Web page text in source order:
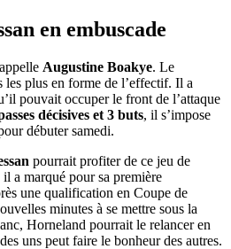
en embuscade
Augustine Boakye. Le
les plus en forme de l’effectif. Il a
pouvait occuper le front de l’attaque
décisives et 3 buts, il s’impose
débuter samedi.
pourrait profiter de ce jeu de
a marqué pour sa première
une qualification en Coupe de
minutes à se mettre sous la
Horneland pourrait le relancer en
uns peut faire le bonheur des autres.